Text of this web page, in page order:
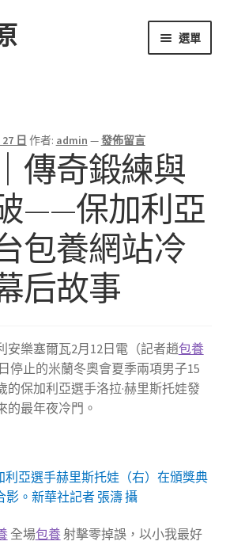
選單
日 作者: admin —發佈留言
傳奇鍛練與
——保加利亞
包養網站冷
后故事
安樂塞爾瓦2月12日電（記者趙包養
停止的米蘭冬奧會夏季兩項男子15
的保加利亞選手洛拉·赫里斯托娃發
的最年夜冷門。
利亞選手赫里斯托娃（右）在頒獎典
影。新華社記者 張濤 攝
全場包養射擊零掉誤，以小我最好